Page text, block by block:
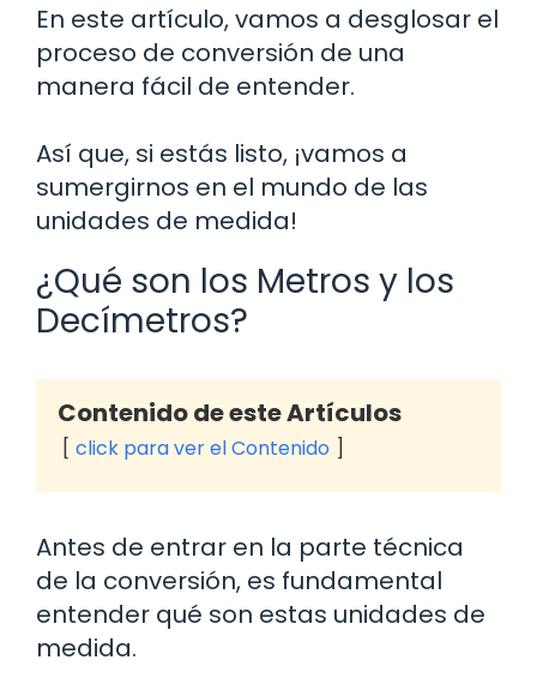
En este artículo, vamos a desglosar el
proceso de conversión de una
manera fácil de entender.
Así que, si estás listo, ¡vamos a
sumergirnos en el mundo de las
unidades de medida!
¿Qué son los Metros y los
Decímetros?
Contenido de este Artículos
click para ver el Contenido
Antes de entrar en la parte técnica
de la conversión, es fundamental
entender qué son estas unidades de
medida.